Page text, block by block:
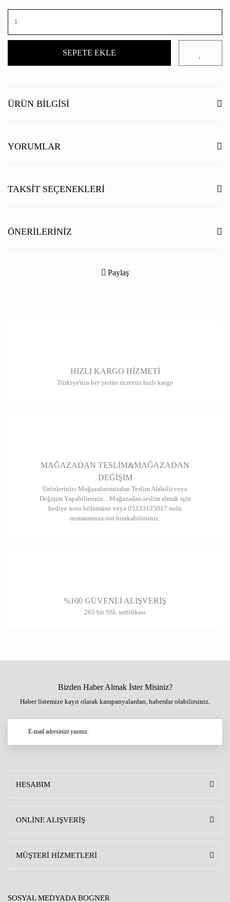
SEPETE EKLE
ÜRÜN BILGISI
YORUMLAR
Bu ürüne ilk yorumu siz yapın!
TAKSIT SEÇENEKLERI
ÖNERILERINIZ
yetersiz gördüğünüz noktaları öneri formunu kullanarak tarafımıza
Ürün fiyatı diğer sitelerden daha pahalı.
Gönder
Paylaş
HIZLI KARGO HİZMETİ
Türkiye'nin her yerine ücretsiz hızlı kargo
MAĞAZADAN TESLİM&MAĞAZADAN
DEĞİŞİM
Ürünlerinizi Mağazalarımızdan Teslim Alabilir veya
Değişim Yapabilirsiniz... Mağazadan teslim almak için
hediye notu bölümüne veya 05333125017 nolu
numaramıza not bırakabilirsiniz.
%100 GÜVENLİ ALIŞVERİŞ
265 bit SSL sertifikası
Bizden Haber Almak İster Misiniz?
Haber listemize kayıt olarak kampanyalardan, haberdar olabilirsiniz.
HESABIM
ONLİNE ALIŞVERİŞ
MÜŞTERİ HİZMETLERİ
SOSYAL MEDYADA BOGNER